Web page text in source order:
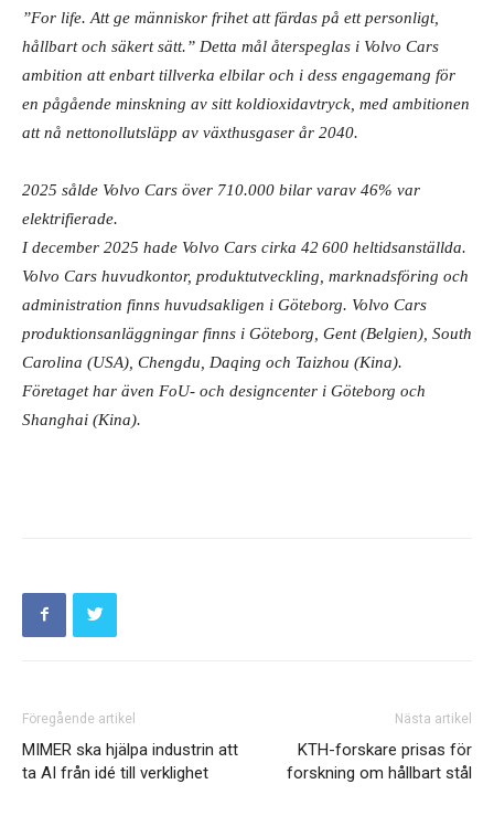
”For life. Att ge människor frihet att färdas på ett personligt,
hållbart och säkert sätt.” Detta mål återspeglas i Volvo Cars
ambition att enbart tillverka elbilar och i dess engagemang för
en pågående minskning av sitt koldioxidavtryck, med ambitionen
att nå nettonollutsläpp av växthusgaser år 2040.
2025 sålde Volvo Cars över 710.000 bilar varav 46% var
elektrifierade.
I december 2025 hade Volvo Cars cirka 42 600 heltidsanställda.
Volvo Cars huvudkontor, produktutveckling, marknadsföring och
administration finns huvudsakligen i Göteborg. Volvo Cars
produktionsanläggningar finns i Göteborg, Gent (Belgien), South
Carolina (USA), Chengdu, Daqing och Taizhou (Kina).
Företaget har även FoU- och designcenter i Göteborg och
Shanghai (Kina).
Föregående artikel
MIMER ska hjälpa industrin att
ta AI från idé till verklighet
Nästa artikel
KTH-forskare prisas för
forskning om hållbart stål